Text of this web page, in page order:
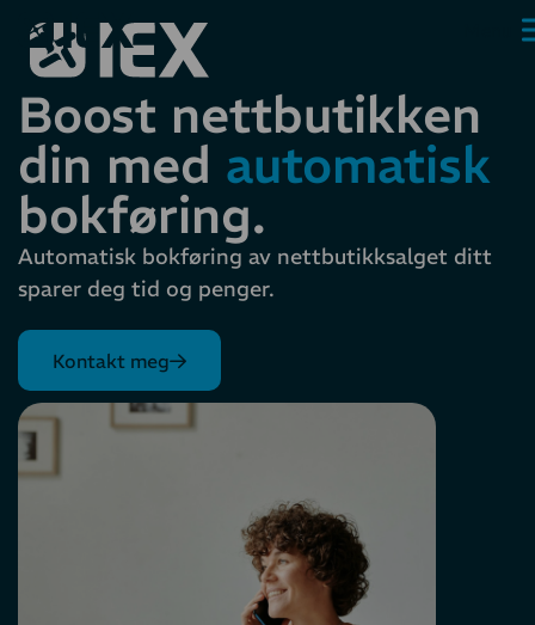
Boost nettbutikken
din med automatisk
bokføring.
Automatisk bokføring av nettbutikksalget ditt
sparer deg tid og penger.
Kontakt meg